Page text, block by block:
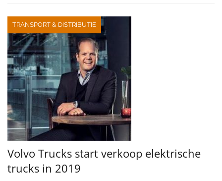
TRANSPORT & DISTRIBUTIE
Volvo Trucks start verkoop elektrische
trucks in 2019